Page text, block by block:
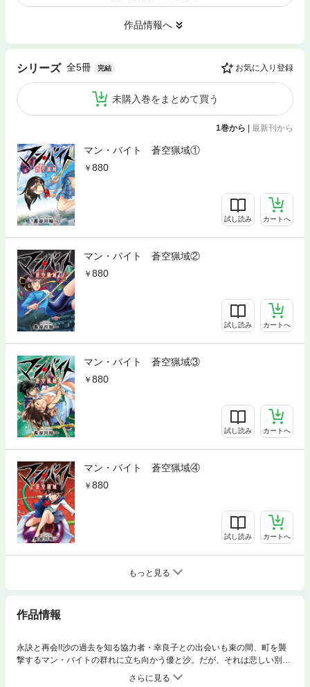
作品情報へ
シリーズ 全5冊 完結 お気に入り登録
未購入巻をまとめて買う
1巻から | 最新刊から
マン・バイト 蒼空猟域①
880
試し読み カートへ
マン・バイト 蒼空猟域②
880
試し読み カートへ
マン・バイト 蒼空猟域③
880
試し読み カートへ
マン・バイト 蒼空猟域④
880
試し読み カートへ
もっと見る
作品情報
永訣と再会!!沙の過去を知る協力者・幸良子との出会いも束の間、町を襲
撃するマン・バイトの群れに立ち向かう優と沙。だが、それは悲しい別れ